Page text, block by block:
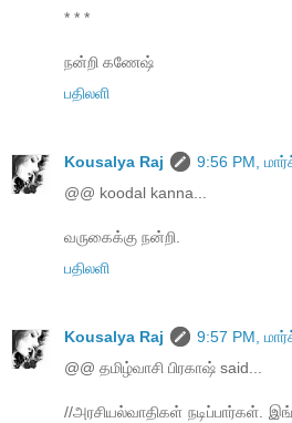
* * *
நன்றி கணேஷ்
பதிலளி
Kousalya Raj
9:56 PM,
@@ koodal kanna...
வருகைக்கு நன்றி.
பதிலளி
Kousalya Raj
9:57 PM,
@@ தமிழ்வாசி பிரகாஷ் said...
//அரசியல்வாதிகள் நடிப்பார்கள்.